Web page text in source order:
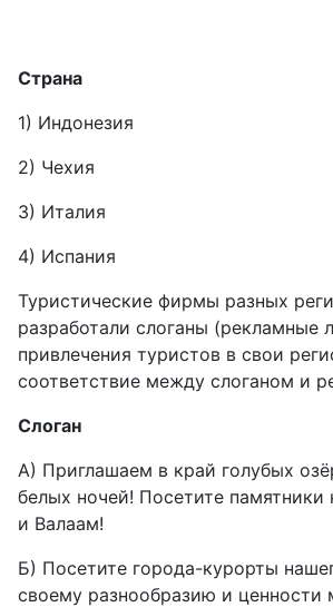
Страна
1) Индонезия
2) Чехия
3) Италия
4) Испания
Туристические фирмы разных
разработали слоганы (рекламные
привлечения туристов в свои
соответствие между слоганом и
Слоган
А) Приглашаем в край голубых
белых ночей! Посетите памятники
и Валаам!
Б) Посетите города-курорты
своему разнообразию и ценности